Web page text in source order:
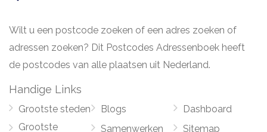
Wilt u een postcode zoeken of een adres zoeken of
adressen zoeken? Dit Postcodes Adressenboek heeft
de postcodes van alle plaatsen uit Nederland.
Handige Links
Grootste steden
Grootste
Blogs
Samenwerken
Dashboard
Sitemap